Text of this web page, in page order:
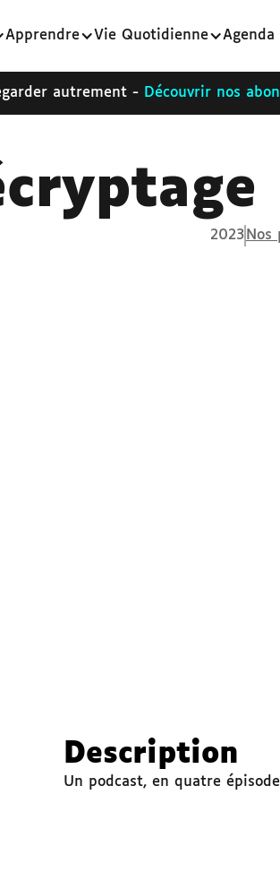
Apprendre Vie Quotidienne Agenda
autrement - Découvrir nos
2023 Nos
Description
Un podcast, en quatre